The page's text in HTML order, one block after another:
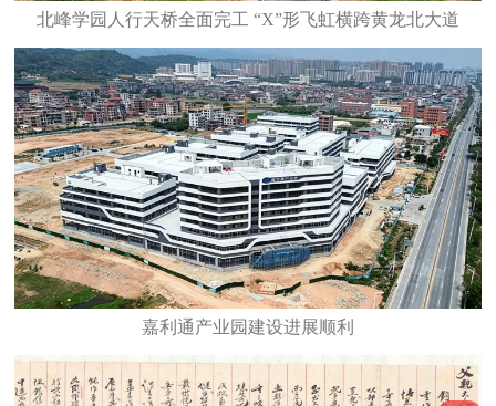
北峰学园人行天桥全面完工 “X”形飞虹横跨黄龙北大道
嘉利通产业园建设进展顺利